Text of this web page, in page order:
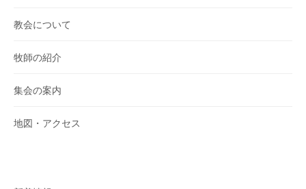
教会について
牧師の紹介
集会の案内
地図・アクセス